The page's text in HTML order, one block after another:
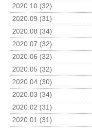
2020.10 (32)
2020.09 (31)
2020.08 (34)
2020.07 (32)
2020.06 (32)
2020.05 (32)
2020.04 (30)
2020.03 (34)
2020.02 (31)
2020.01 (31)